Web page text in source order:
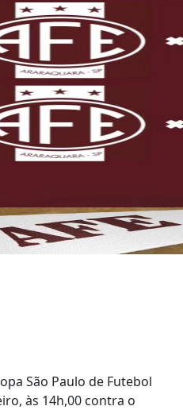
São Paulo de Futebol
às 14h,00 contra o